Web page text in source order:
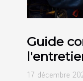
Guide
système
17 décembre